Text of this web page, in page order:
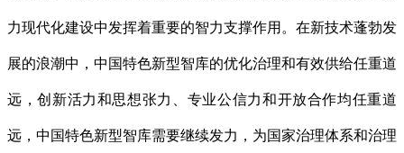
力现代化建设中发挥着重要的智力支撑作用。在新技术蓬勃发
展的浪潮中，中国特色新型智库的优化治理和有效供给任重道
远，创新活力和思想张力、专业公信力和开放合作均任重道
远，中国特色新型智库需要继续发力，为国家治理体系和治理